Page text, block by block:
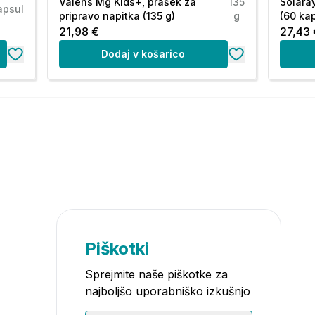
pripravo napitka (135 g)
g
21,98 €
Dodaj v košarico
(60
27,43
Piškotki
Sprejmite naše piškotke za
najboljšo uporabniško izkušnjo